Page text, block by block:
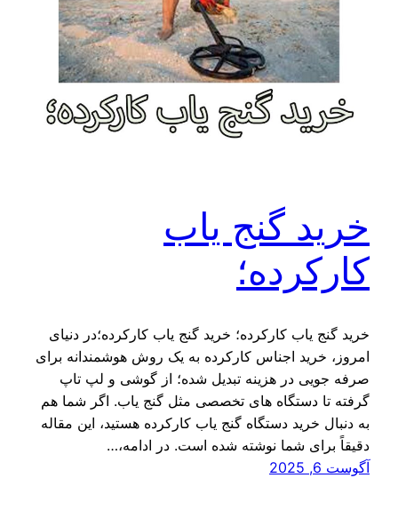
خرید گنج یاب
کارکرده؛
خرید گنج یاب کارکرده؛ خرید گنج یاب کارکرده؛در دنیای
امروز، خرید اجناس کارکرده به یک روش هوشمندانه برای
صرفه‌ جویی در هزینه تبدیل شده؛ از گوشی و لپ‌ تاپ
گرفته تا دستگاه‌ های تخصصی مثل گنج یاب. اگر شما هم
به دنبال خرید دستگاه گنج یاب کارکرده هستید، این مقاله
دقیقاً برای شما نوشته شده است. در ادامه،…
آگوست 6, 2025